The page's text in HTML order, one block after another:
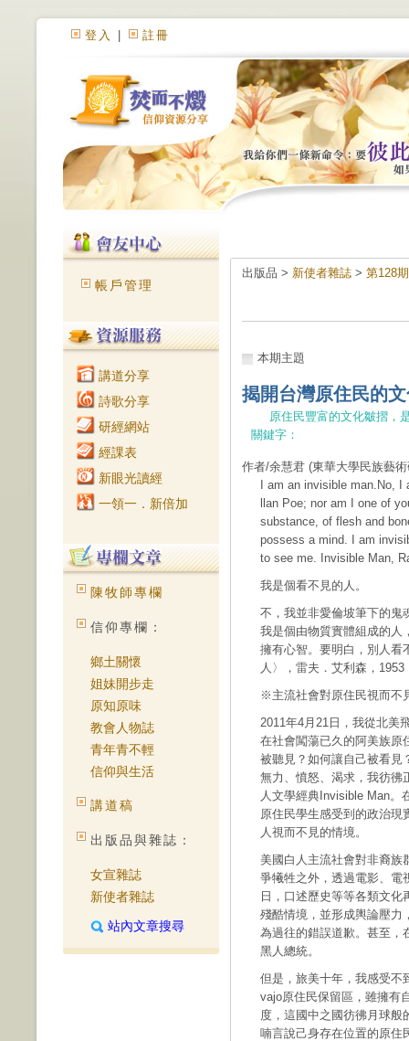
登入 註冊
帳戶管理
講道分享
詩歌分享
研經網站
經課表
新眼光讀經
一領一．新倍加
陳牧師專欄
信仰專欄：
鄉土關懷
姐妹開步走
原知原味
教會人物誌
青年青不輕
信仰與生活
講道稿
出版品與雜誌：
女宣雜誌
新使者雜誌
站內文章搜尋
出版品 > 新使者雜誌 > 第128
本期主題
揭開台灣原住民的
原住民豐富的文化皺摺，
關鍵字：
作者/余慧君 (東華大學民族藝
I am an invisible man.No,
llan Poe; nor am I one of
substance, of flesh and
possess a mind. I am
to see me. Invisible Man,
我是個看不見的人。
不，我並非愛倫坡筆下的鬼
我是個由物質實體組成的
擁有心智。要明白，別人看
人〉，雷夫．艾利森，1953
※主流社會對原住民視而不
2011年4月21日，我從北美
在社會闖蕩已久的阿美族原
被聽見？如何讓自己被看見
無力、憤怒、渴求，我彷彿
人文學經典Invisible Man。
原住民學生感受到的政治現
人視而不見的情境。
美國白人主流社會對非裔族
爭犧牲之外，透過電影、電
日，口述歷史等等各類文
殘酷情境，並形成輿論壓力
為過往的錯誤道歉。甚至，
黑人總統。
但是，旅美十年，我感受不
vajo原住民保留區，雖擁有
度，這國中之國彷彿月球般
喃言說己身存在位置的原住